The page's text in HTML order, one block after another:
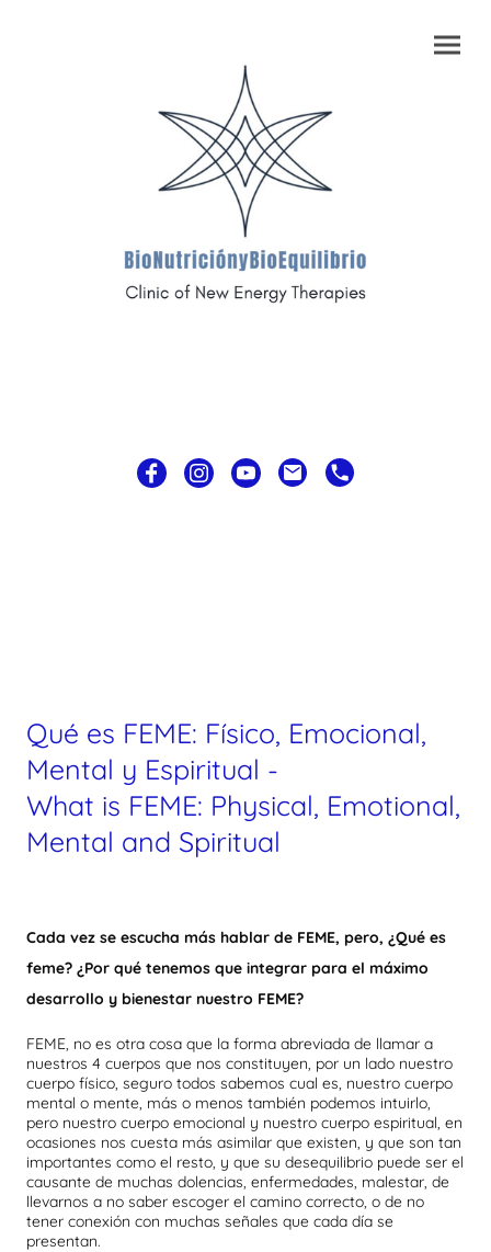
Qué es FEME: Físico, Emocional,
Mental y Espiritual -
What is FEME: Physical, Emotional,
Mental and Spiritual
Cada vez se escucha más hablar de FEME, pero, ¿Qué es
feme? ¿Por qué tenemos que integrar para el máximo
desarrollo y bienestar nuestro FEME?
FEME, no es otra cosa que la forma abreviada de llamar a
nuestros 4 cuerpos que nos constituyen, por un lado nuestro
cuerpo físico, seguro todos sabemos cual es, nuestro cuerpo
mental o mente, más o menos también podemos intuirlo,
pero nuestro cuerpo emocional y nuestro cuerpo espiritual, en
ocasiones nos cuesta más asimilar que existen, y que son tan
importantes como el resto, y que su desequilibrio puede ser el
causante de muchas dolencias, enfermedades, malestar, de
llevarnos a no saber escoger el camino correcto, o de no
tener conexión con muchas señales que cada día se
presentan.